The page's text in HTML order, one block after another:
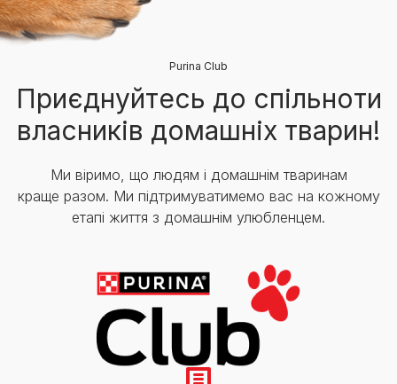
Purina Club
Приєднуйтесь до спільноти
власників домашніх тварин!
Ми віримо, що людям і домашнім тваринам
краще разом. Ми підтримуватимемо вас на кожному
етапі життя з домашнім улюбленцем.